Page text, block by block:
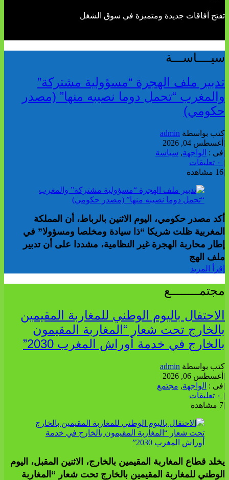
تفتح آفاقات جديدة ومتميزة في سوق الشغل
سيــــاســـة
تدبير ملف الهجرة “مسؤولية مشتركة”
والمغرب “تحمل دوما نصيبه منها” (مصدر
حكومي)
كتب بواسطة admin
| أغسطس 04, 2026
|فى : الواجهة, سياسة
|
|16 مشاهدة
أكد مصدر حكومي، اليوم الاثنين بالرباط، أن المملكة
المغربية ظلت شريكا “ذا سيادة ومخلصا ومسؤولا” في
إطار محاربة الهجرة غير النظامية، مشددا على أن تدبير
ملف الهج
إقرأ المزيد
مجتمــــــــع
الاحتفال باليوم الوطني للمغاربة المقيمين
بالخارج تحت شعار “المغاربة المقيمون
بالخارج في خدمة أوراش المغرب 2030”
كتب بواسطة admin
| أغسطس 06, 2026
|فى : الواجهة, مجتمع
|
|7 مشاهدة
يخلد قطاع المغاربة المقيمين بالخارج، الاثنين المقبل، اليوم
الوطني للمغاربة المقيمين بالخارج تحت شعار “المغاربة